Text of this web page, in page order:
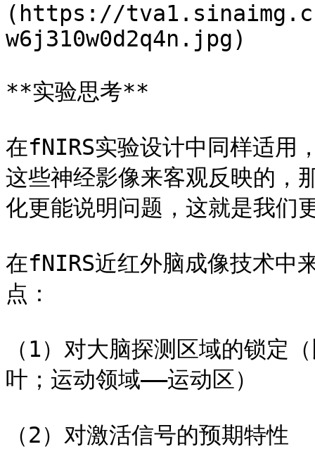
(https://
w6j310w0d2q4n.jpg)
**实验思考**
在fNIRS实验设计中同样适用
这些神经影像来客观反映的，
化更能说明问题，这就是我们
在fNIRS近红外脑成像技术中
点：
（1）对大脑探测区域的锁定
叶；运动领域——运动区）
（2）对激活信号的预期特性